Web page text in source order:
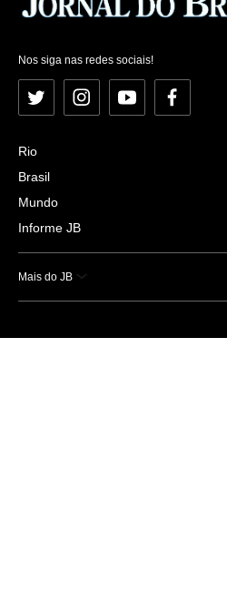
Nos siga nas redes sociais!
Twitter InstagramYouTubeFacebook
Rio
Brasil
Mundo
Informe JB
Mais do JB
Esportes